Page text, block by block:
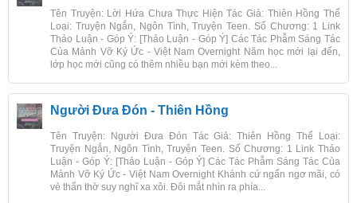
Tên Truyện: Lời Hứa Chưa Thực Hiện Tác Giả: Thiên Hồng Thể
Loại: Truyện Ngắn, Ngôn Tình, Truyện Teen. Số Chương: 1 Link
Thảo Luận - Góp Ý: [Thảo Luận - Góp Ý] Các Tác Phẫm Sáng Tác
Của Mảnh Vỡ Ký Ức - Việt Nam Overnight Năm học mới lại đến,
lớp học mới cũng có thêm nhiều bạn mới kèm theo...
Người Đưa Đón - Thiên Hồng
Tên Truyện: Người Đưa Đón Tác Giả: Thiên Hồng Thể Loại:
Truyện Ngắn, Ngôn Tình, Truyện Teen. Số Chương: 1 Link Thảo
Luận - Góp Ý: [Thảo Luận - Góp Ý] Các Tác Phẫm Sáng Tác Của
Mảnh Vỡ Ký Ức - Việt Nam Overnight Khánh cứ ngẩn ngơ mãi, có
vẻ thẩn thờ suy nghĩ xa xôi. Đôi mắt nhìn ra phía...